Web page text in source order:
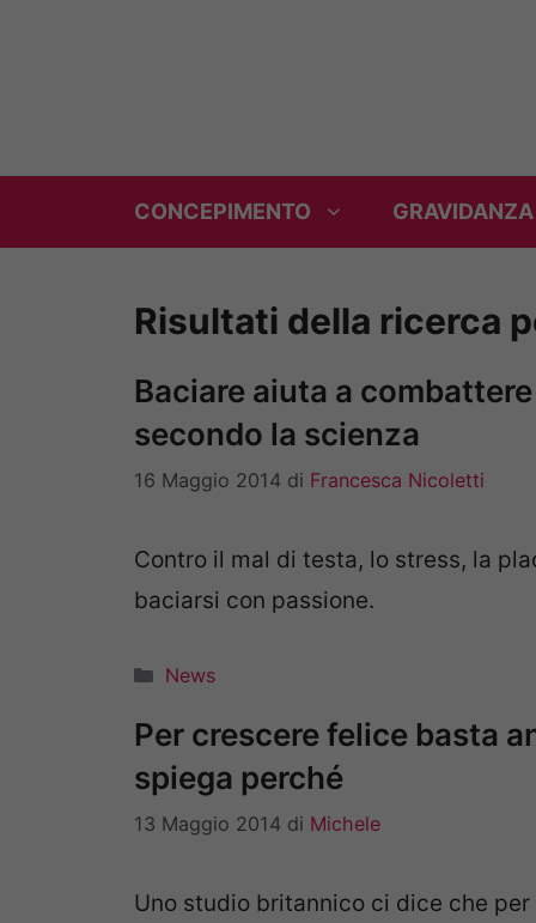
CONCEPIMENTO GRAVIDANZA
Risultati della ricerca
Baciare aiuta a
secondo la scienza
16 Maggio 2014 di Francesca Nicoletti
Contro il mal di testa, lo stress, la
baciarsi con passione.
Categorie
News
Per crescere felice basta
spiega perché
13 Maggio 2014 di Michele
Uno studio britannico ci dice che